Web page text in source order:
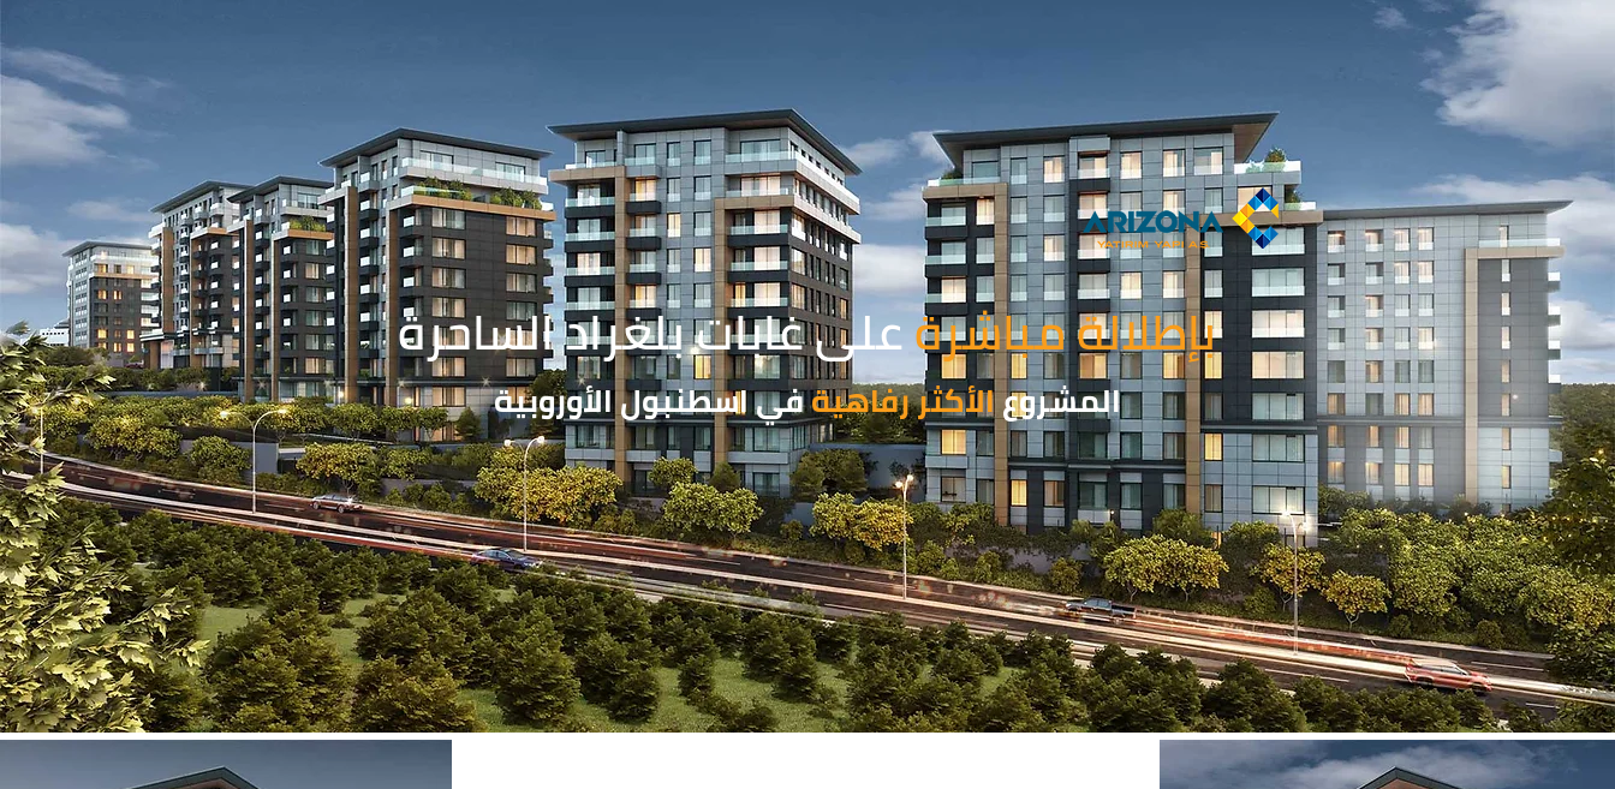
بإطلالة مباشرةعلى غابات بلغراد الساحرة
المشروعالأكثر رفاهيةفي اسطنبول الأوروبية